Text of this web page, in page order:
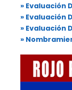
» Evaluación
» Evaluación
» Evaluación
»